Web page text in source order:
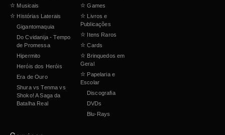
☆ Musicais
☆ Histórias Laterais
Gigantomaquia
Do Cvidanija - Tempo
de Promessa
Hipermito
Heróis dos Heróis
Era de Ouro
Shura vs Tenma vs
Shoko! A Saga da
Batalha Real
☆ Games
☆ Livros e
Publicações
☆ Itens Raros
☆ Cards
☆ Brinquedos em
Geral
☆ Papelaria e
Escolar
Discografia
DVDs
Blu-Rays